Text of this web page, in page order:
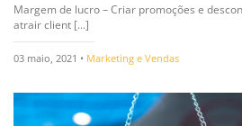
Margem de lucro – Criar promoções e
atrair client [...]
03 maio, 2021 • Marketing e Vendas